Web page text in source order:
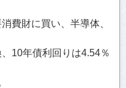
費財に買い、半導体、
10年債利回りは4.54％